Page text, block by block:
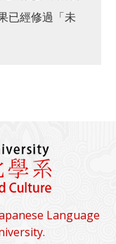
已經修過「未
Language